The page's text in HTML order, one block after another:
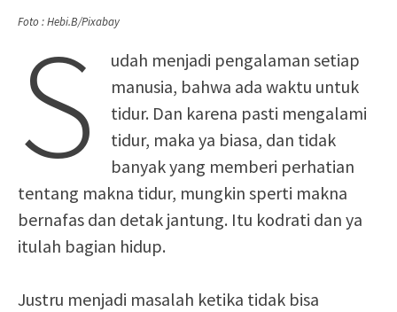
Foto : Hebi.B/Pixabay
S
udah menjadi pengalaman setiap
manusia, bahwa ada waktu untuk
tidur. Dan karena pasti mengalami
tidur, maka ya biasa, dan tidak
banyak yang memberi perhatian
tentang makna tidur, mungkin sperti makna
bernafas dan detak jantung. Itu kodrati dan ya
itulah bagian hidup.
Justru menjadi masalah ketika tidak bisa